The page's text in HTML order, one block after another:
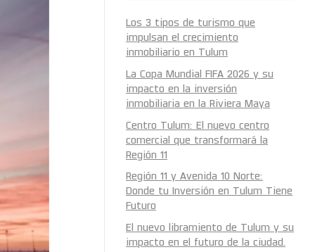
Los 3 tipos de turismo que
impulsan el crecimiento
inmobiliario en Tulum
La Copa Mundial FIFA 2026 y su
impacto en la inversión
inmobiliaria en la Riviera Maya
Centro Tulum: El nuevo centro
comercial que transformará la
Región 11
Región 11 y Avenida 10 Norte:
Donde tu Inversión en Tulum Tiene
Futuro
El nuevo libramiento de Tulum y su
impacto en el futuro de la ciudad.